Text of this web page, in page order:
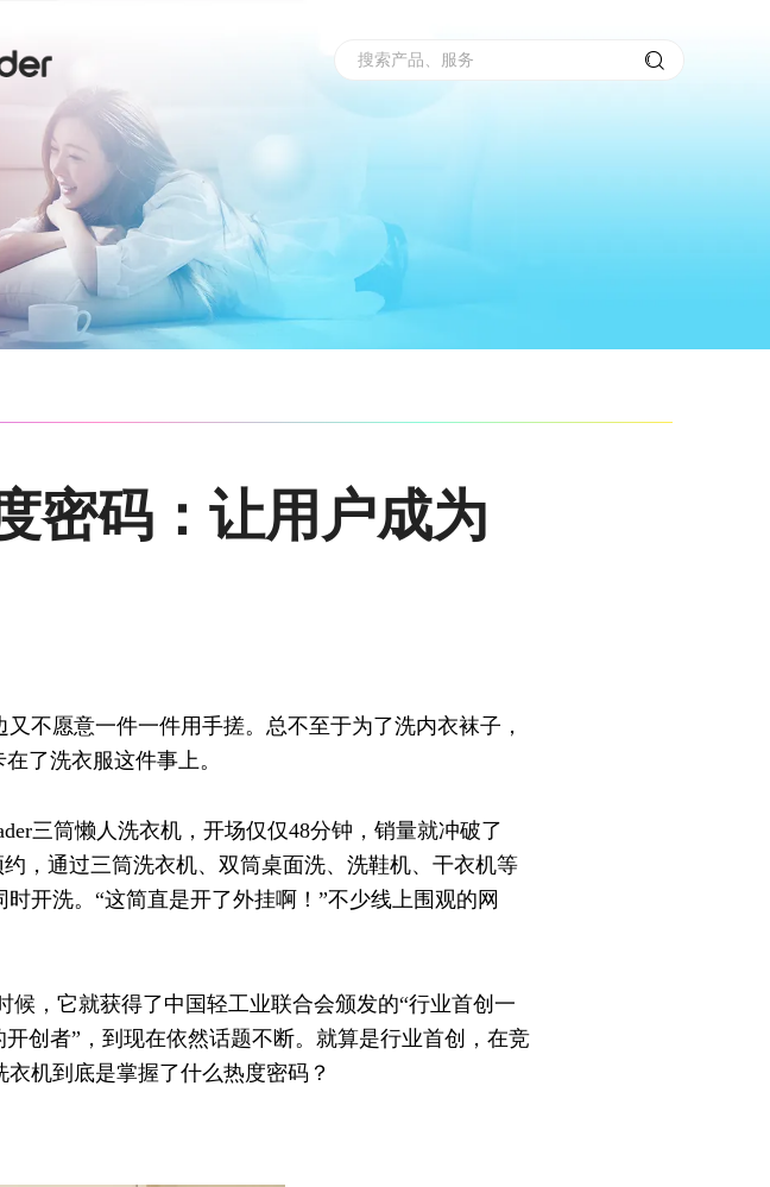
搜索产品、服务
密码：让用户成为
不愿意一件一件用手搓。总不至于为了洗内衣袜子，
了洗衣服这件事上。
三筒懒人洗衣机，开场仅仅48分钟，销量就冲破了
，通过三筒洗衣机、双筒桌面洗、洗鞋机、干衣机等
开洗。“这简直是开了外挂啊！”不少线上围观的网
，它就获得了中国轻工业联合会颁发的“行业首创一
创者”，到现在依然话题不断。就算是行业首创，在竞
机到底是掌握了什么热度密码？